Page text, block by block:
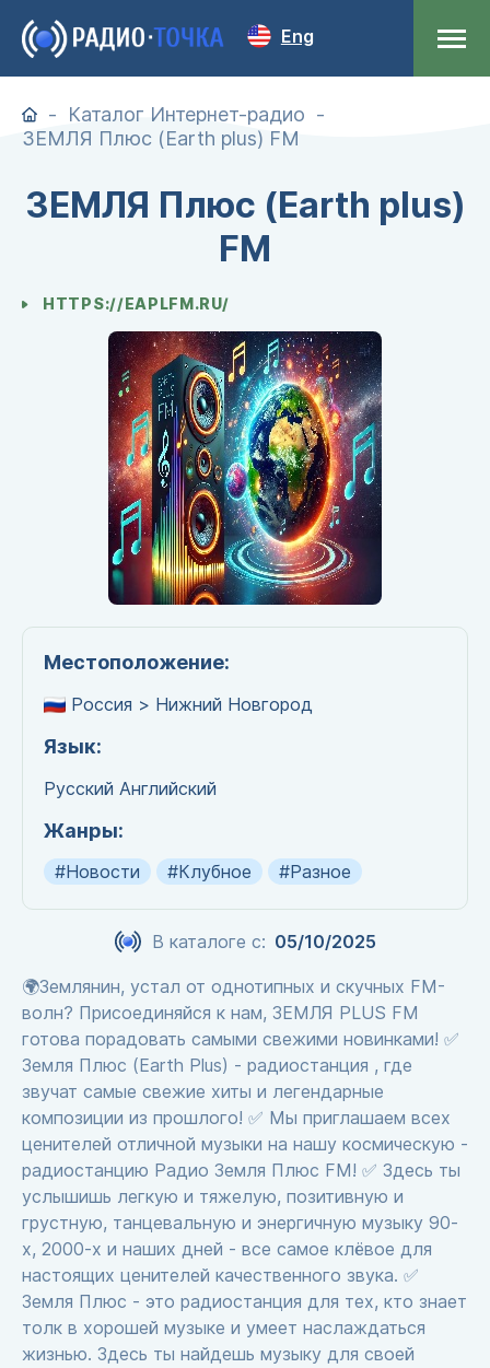
Eng
Каталог Интернет-радио
ЗЕМЛЯ Плюс (Earth plus) FM
ЗЕМЛЯ Плюс (Earth plus)
FM
HTTPS://EAPLFM.RU/
Местоположение:
Россия > Нижний Новгород
Язык:
Русский Английский
Жанры:
#Новости #Клубное #Разное
В каталоге с: 05/10/2025
🌍Землянин, устал от однотипных и скучных FM-
волн? Присоединяйся к нам, ЗЕМЛЯ PLUS FM
готова порадовать самыми свежими новинками! ✅
Земля Плюс (Earth Plus) - радиостанция , где
звучат самые свежие хиты и легендарные
композиции из прошлого! ✅ Мы приглашаем всех
ценителей отличной музыки на нашу космическую -
радиостанцию Радио Земля Плюс FM! ✅ Здесь ты
услышишь легкую и тяжелую, позитивную и
грустную, танцевальную и энергичную музыку 90-
х, 2000-х и наших дней - все самое клёвое для
настоящих ценителей качественного звука. ✅
Земля Плюс - это радиостанция для тех, кто знает
толк в хорошей музыке и умеет наслаждаться
жизнью. Здесь ты найдешь музыку для своей